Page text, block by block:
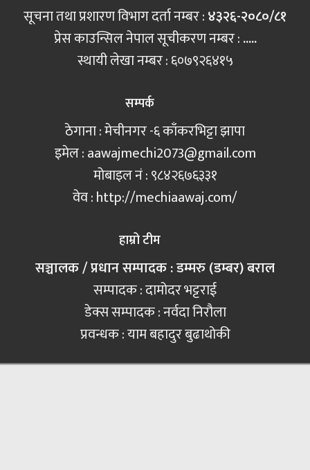
सूचना तथा प्रशारण विभाग दर्ता नम्बर :४३२६-२०८०/८१
प्रेस काउन्सिल नेपाल सूचीकरण नम्बर :.....
स्थायी लेखा नम्बर : ६०७९२६४१५
सम्पर्क
ठेगाना : मेचीनगर -६ काँकरभिट्टा झापा
इमेल :aawajmechi2073@gmail.com
मोबाइल नं‍ : ९८४२६७६३३१
वेव : http://mechiaawaj.com/
हाम्रो टीम
सञ्चालक / प्रधान सम्पादक : डम्मरु (डम्बर) बराल
सम्पादक : दामोदर भट्टराई
डेक्स सम्पादक : नर्वदा निरौला
प्रवन्धक : याम बहादुर बुढाथोकी